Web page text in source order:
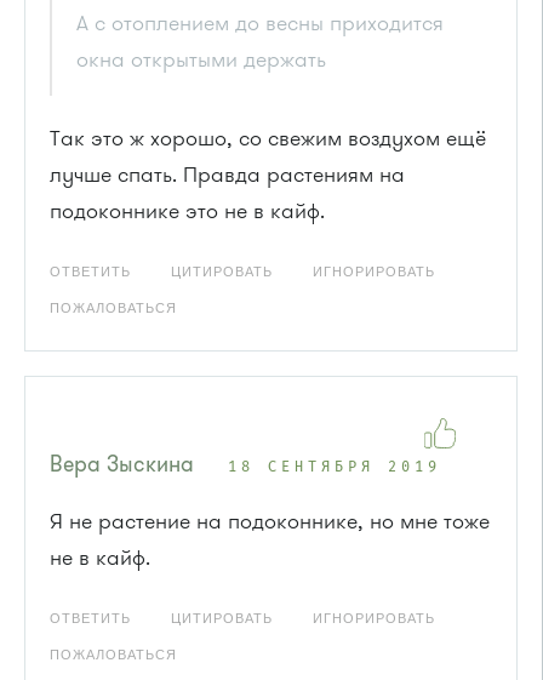
А с отоплением до весны приходится
окна открытыми держать
Так это ж хорошо, со свежим воздухом ещё
лучше спать. Правда растениям на
подоконнике это не в кайф.
ОТВЕТИТЬ ЦИТИРОВАТЬ ИГНОРИРОВАТЬ
ПОЖАЛОВАТЬСЯ
Вера Зыскина 18 СЕНТЯБРЯ 2019
Я не растение на подоконнике, но мне тоже
не в кайф.
ОТВЕТИТЬ ЦИТИРОВАТЬ ИГНОРИРОВАТЬ
ПОЖАЛОВАТЬСЯ